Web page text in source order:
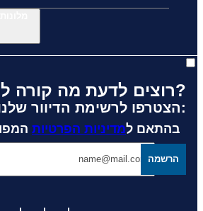
רוצים לדעת מה קורה לפני כולם?
הצטרפו לרשימת הדיוור שלנו:
בהתאם למדיניות הפרטיות
הרשמה